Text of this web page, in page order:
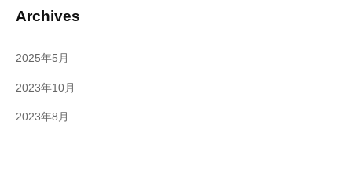
Archives
2025年5月
2023年10月
2023年8月